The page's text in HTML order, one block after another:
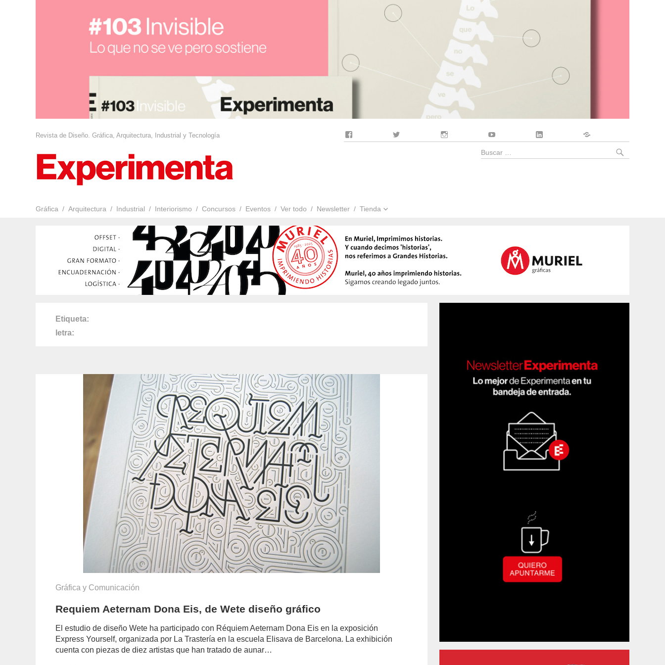
Revista de Diseño. Gráfica, Arquitectura, Industrial y Tecnología
Gráfica Arquitectura Industrial Interiorismo Concursos Eventos Ver todo Newsletter Tienda
Buscar
Etiqueta
letra
Gráfica y Comunicación
Requiem Aeternam Dona Eis, de Wete diseño gráfico
El estudio de diseño Wete ha participado con Réquiem Aeternam Dona Eis en la exposición
Express Yourself, organizada por La Trastería en la escuela Elisava de Barcelona. La exhibición
cuenta con piezas de diez artistas que han tratado de aunar…